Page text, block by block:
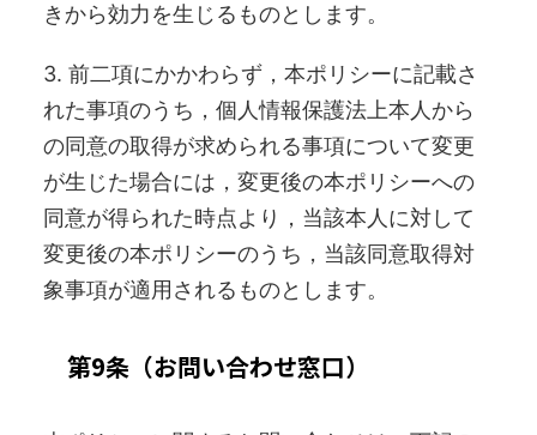
きから効力を生じるものとします。
3. 前二項にかかわらず，本ポリシーに記載さ
れた事項のうち，個人情報保護法上本人から
の同意の取得が求められる事項について変更
が生じた場合には，変更後の本ポリシーへの
同意が得られた時点より，当該本人に対して
変更後の本ポリシーのうち，当該同意取得対
象事項が適用されるものとします。
第9条（お問い合わせ窓口）